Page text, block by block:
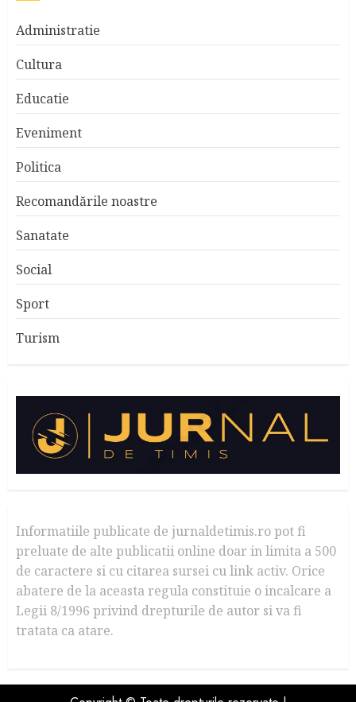
Administratie
Cultura
Educatie
Eveniment
Politica
Recomandările noastre
Sanatate
Social
Sport
Turism
Informatiile publicate de jurnaldetimis.ro pot fi
preluate de alte publicatii online doar in limita a 500
de caractere si cu citarea sursei cu link activ. Orice
abatere de la aceasta regula constituie o incalcare a
Legii 8/1996 privind drepturile de autor si va fi
tratata ca atare.